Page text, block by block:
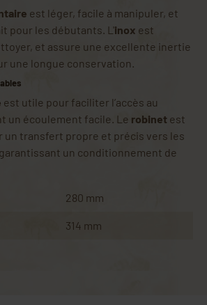
est léger, facile à manipuler, et
pour les débutants. L'inox est
et assure une excellente inertie
une longue conservation.
est utile pour faciliter l’accès au
un écoulement facile. Le robinet est
un transfert propre et précis vers les
un conditionnement de
280 mm
314 mm